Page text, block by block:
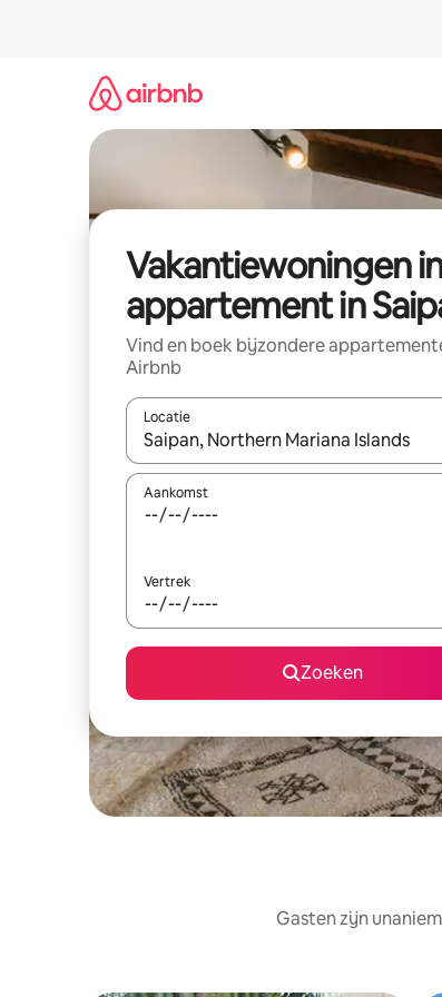
Vakantiewoningen
appartement in
Vind en boek bijzondere
Airbnb
Locatie
Wanneer er suggesties beschikbaar
Aankomst
Vertrek
Zoeken
Gasten zijn